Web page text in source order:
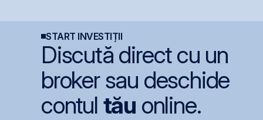
START INVESTIȚII
Discută direct cu un
broker sau deschide
contul tău online.